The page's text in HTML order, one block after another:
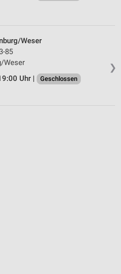
❯
Weser
85
Weser
Uhr |
Geschlossen